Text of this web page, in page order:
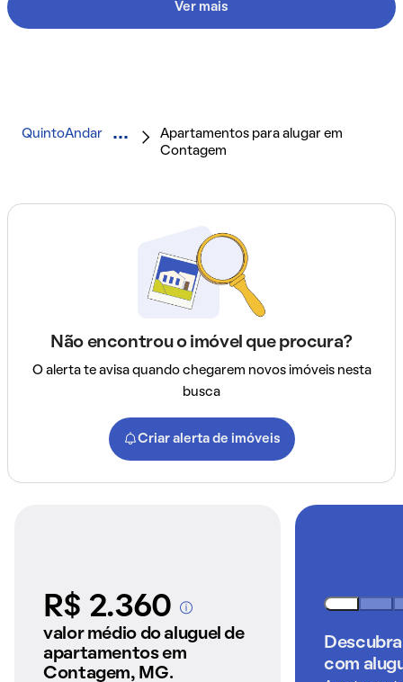
Ver mais
QuintoAndar
Apartamentos para alugar em
Contagem
Não encontrou o imóvel que procura?
O alerta te avisa quando chegarem novos imóveis nesta
busca
Criar alerta de imóveis
R$ 2.360A partir dos imóveis
anunciados pelo
QuintoAndar
valor médio do aluguel de
apartamentos em
Contagem, MG.
com